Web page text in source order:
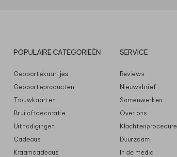
POPULAIRE CATEGORIEËN
Geboortekaartjes
Geboorteproducten
Trouwkaarten
Bruiloftdecoratie
Uitnodigingen
Cadeaus
Kraamcadeaus
SERVICE
Reviews
Nieuwsbrief
Samenwerken
Over ons
Klachtenprocedure
Duurzaam
In de media